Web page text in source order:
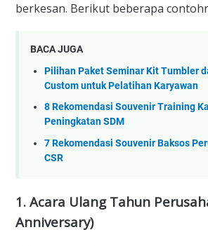
berkesan. Berikut beberapa
BACA JUGA
Pilihan Paket Seminar Kit Tumbler
Custom untuk Pelatihan Karyawan
8 Rekomendasi Souvenir Training
Peningkatan SDM
7 Rekomendasi Souvenir Baksos
CSR
1. Acara Ulang Tahun
Anniversary)